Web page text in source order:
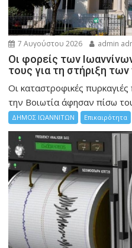
7 Αυγούστου 2026 admin
Οι φορείς των
τους για τη στήριξη
Οι καταστροφικές
την Bοιωτία άφησαν πίσω
ΔΗΜΟΣ ΙΩΑΝΝΙΤΩΝ Επικαιρότητα